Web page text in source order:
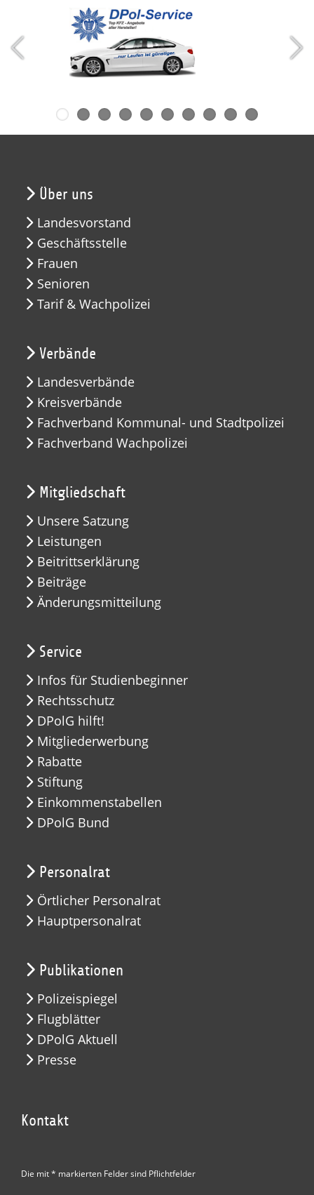
Über uns
Landesvorstand
Geschäftsstelle
Frauen
Senioren
Tarif & Wachpolizei
Verbände
Landesverbände
Kreisverbände
Fachverband Kommunal- und Stadtpolizei
Fachverband Wachpolizei
Mitgliedschaft
Unsere Satzung
Leistungen
Beitrittserklärung
Beiträge
Änderungsmitteilung
Service
Infos für Studienbeginner
Rechtsschutz
DPolG hilft!
Mitgliederwerbung
Rabatte
Stiftung
Einkommenstabellen
DPolG Bund
Personalrat
Örtlicher Personalrat
Hauptpersonalrat
Publikationen
Polizeispiegel
Flugblätter
DPolG Aktuell
Presse
Kontakt
Die mit * markierten Felder sind Pflichtfelder